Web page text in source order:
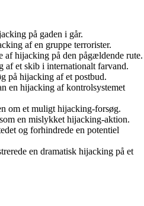
på gaden i går.
af en gruppe terrorister.
hijacking på den pågældende rute.
af et skib i internationalt farvand.
på hijacking af et postbud.
en hijacking af kontrolsystemet
om et muligt hijacking-forsøg.
en mislykket hijacking-aktion.
og forhindrede en potentiel
en dramatisk hijacking på et